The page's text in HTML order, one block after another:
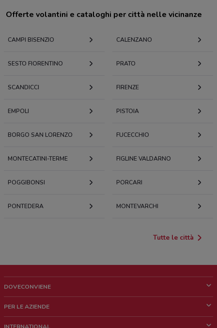
Offerte volantini e cataloghi per città nelle vicinanze
CAMPI BISENZIO CALENZANO
SESTO FIORENTINO PRATO
SCANDICCI FIRENZE
EMPOLI PISTOIA
BORGO SAN LORENZO FUCECCHIO
MONTECATINI-TERME FIGLINE VALDARNO
POGGIBONSI PORCARI
PONTEDERA MONTEVARCHI
Tutte le città
DOVECONVIENE
Chi siamo
PER LE AZIENDE